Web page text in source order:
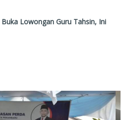
Lowongan Guru Tahsin, Ini